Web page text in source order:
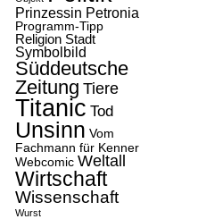
Prinzessin Petronia
Programm-Tipp
Religion Stadt
Symbolbild
Süddeutsche
Zeitung Tiere
Titanic Tod
Unsinn Vom
Fachmann für Kenner
Webcomic Weltall
Wirtschaft
Wissenschaft
Wurst